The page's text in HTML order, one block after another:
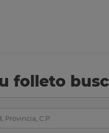
folleto